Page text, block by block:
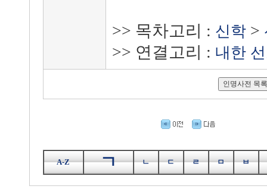
>> 목차고리 : 신학>
>> 연결고리 : 내한
A-Z ㄱ ㄴ ㄷ ㄹ ㅁ ㅂ